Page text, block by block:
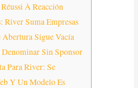
À Reacción
River Suma Empresas
Abertura Sigue Vacía
Sin Sponsor
Para River: Se
Y Un Modelo Es